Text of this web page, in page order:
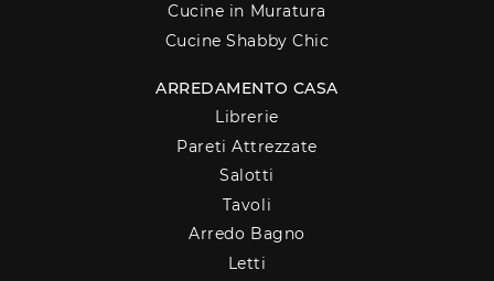
Cucine in Muratura
Cucine Shabby Chic
ARREDAMENTO CASA
Librerie
Pareti Attrezzate
Salotti
Tavoli
Arredo Bagno
Letti